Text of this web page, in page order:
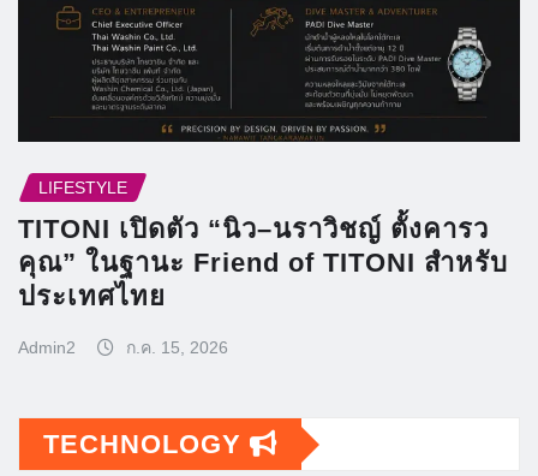
LIFESTYLE
TITONI เปิดตัว “นิว–นราวิชญ์ ตั้งคารว
คุณ” ในฐานะ Friend of TITONI สำหรับ
ประเทศไทย
Admin2 ก.ค. 15, 2026
TECHNOLOGY